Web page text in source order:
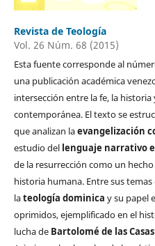
Revista de Teología
Vol. 26 Núm. 68 (2015)
Esta fuente corresponde al
una publicación académica
intersección entre la fe, la historia
contemporánea. El texto se
que analizan laevangelización
estudio del lenguaje narrativo
de la resurrección como un
historia humana. Entre sus
lateología dominica y su papel
oprimidos, ejemplificado en el
lucha de Bartolomé de las Casas